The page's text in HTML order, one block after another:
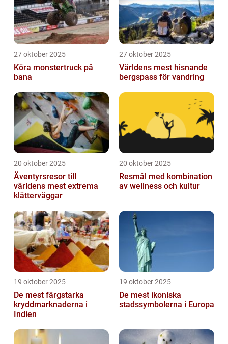
27 oktober 2025
Köra monstertruck på
bana
27 oktober 2025
Världens mest hisnande
bergspass för vandring
20 oktober 2025
Äventyrsresor till
världens mest extrema
klätterväggar
20 oktober 2025
Resmål med kombination
av wellness och kultur
19 oktober 2025
De mest färgstarka
kryddmarknaderna i
Indien
19 oktober 2025
De mest ikoniska
stadssymbolerna i Europa